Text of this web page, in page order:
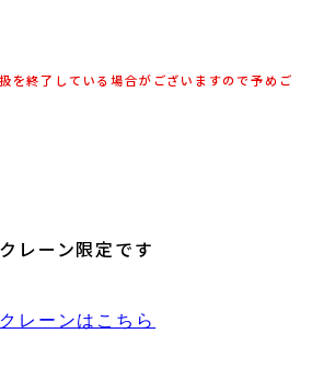
を終了している場合がございますので予めご
レーン限定です
レーンはこちら